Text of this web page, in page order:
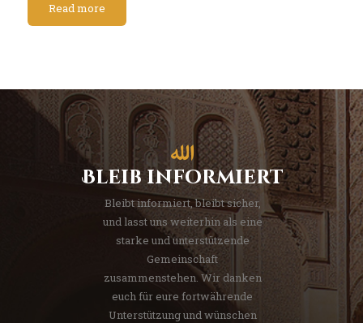
Read more
Bleib informiert
Bleibt informiert, bleibt sicher,
und lasst uns weiterhin als eine
starke und unterstützende
Gemeinschaft
zusammenstehen. Wir danken
euch für eure fortwährende
Unterstützung und wünschen